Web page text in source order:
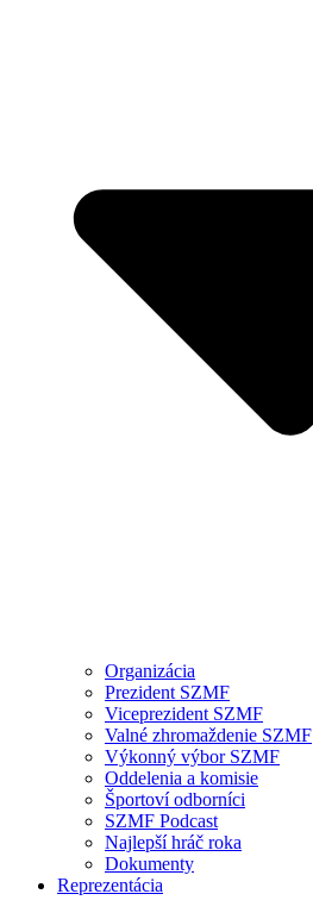
Organizácia
Prezident SZMF
Viceprezident SZMF
Valné zhromaždenie SZMF
Výkonný výbor SZMF
Oddelenia a komisie
Športoví odborníci
SZMF Podcast
Najlepší hráč roka
Dokumenty
Reprezentácia